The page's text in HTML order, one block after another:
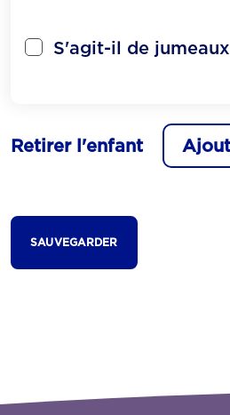
S'agit-il de
Retirer l'enfant
SAUVEGARDER